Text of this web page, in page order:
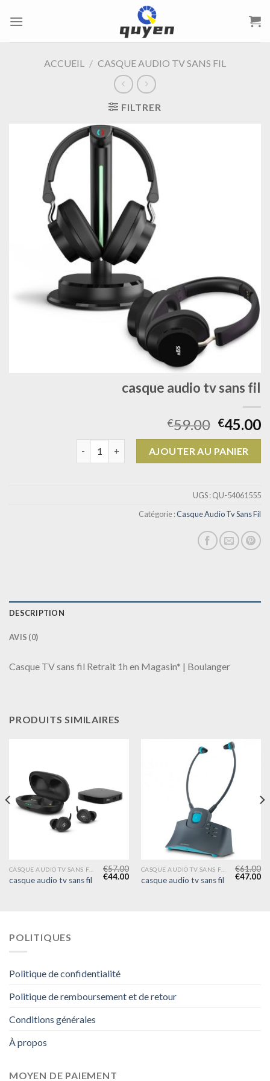
ACCUEIL / CASQUE AUDIO TV SANS FIL
FILTRER
casque audio tv sans fil
€59.00 €45.00
AJOUTER AU PANIER
UGS :QU-54061555
Catégorie :Casque Audio Tv Sans Fil
DESCRIPTION
AVIS (0)
Casque TV sans fil Retrait 1h en Magasin* | Boulanger
PRODUITS SIMILAIRES
casque audio tv sans fil
€57.00
€44.00 casque audio tv sans fil
€61.00
€47.00
POLITIQUES
Politique de confidentialité
Politique de remboursement et de retour
Conditions générales
À propos
MOYEN DE PAIEMENT